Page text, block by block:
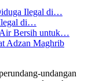
Ilegal di…
di…
Air Bersih untuk…
Adzan Maghrib
undangan